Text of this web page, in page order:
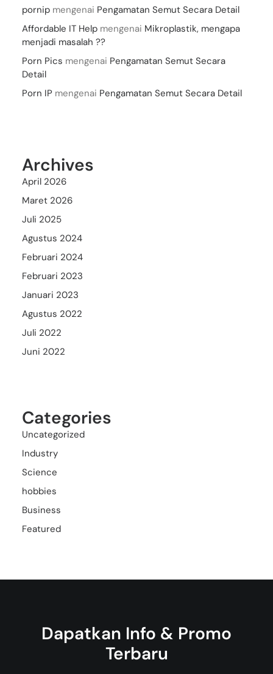
pornip mengenai Pengamatan Semut Secara Detail
Affordable IT Help mengenai Mikroplastik, mengapa
menjadi masalah ??
Porn Pics mengenai Pengamatan Semut Secara
Detail
Porn IP mengenai Pengamatan Semut Secara Detail
Archives
April 2026
Maret 2026
Juli 2025
Agustus 2024
Februari 2024
Februari 2023
Januari 2023
Agustus 2022
Juli 2022
Juni 2022
Categories
Uncategorized
Industry
Science
hobbies
Business
Featured
Dapatkan Info & Promo
Terbaru